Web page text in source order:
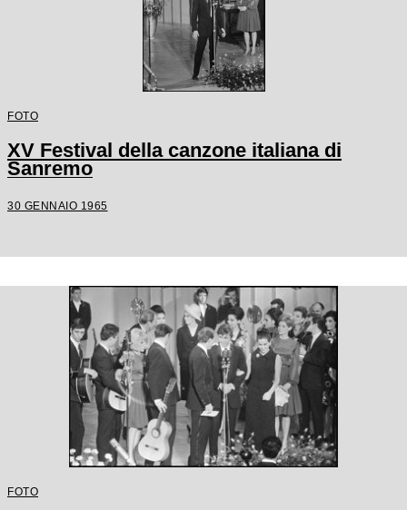
FOTO
XV Festival della canzone italiana di
Sanremo
30 GENNAIO 1965
FOTO